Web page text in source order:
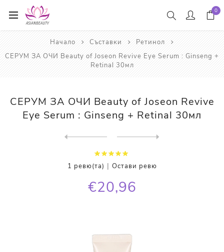
0
Начало Съставки
Ретинол
СЕРУМ ЗА ОЧИ Beauty of Joseon Revive Eye Serum : Ginseng +
Retinal 30мл
СЕРУМ ЗА ОЧИ Beauty of Joseon Revive
Eye Serum : Ginseng + Retinal 30мл
1 ревю(та) | Остави ревю
€20,96